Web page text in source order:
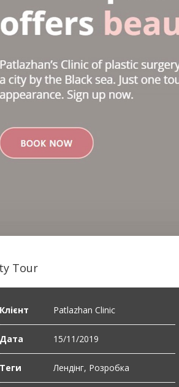
Tour
Клієнт Patlazhan Clinic
Дата 15/11/2019
Теги Лендінг, Розробка